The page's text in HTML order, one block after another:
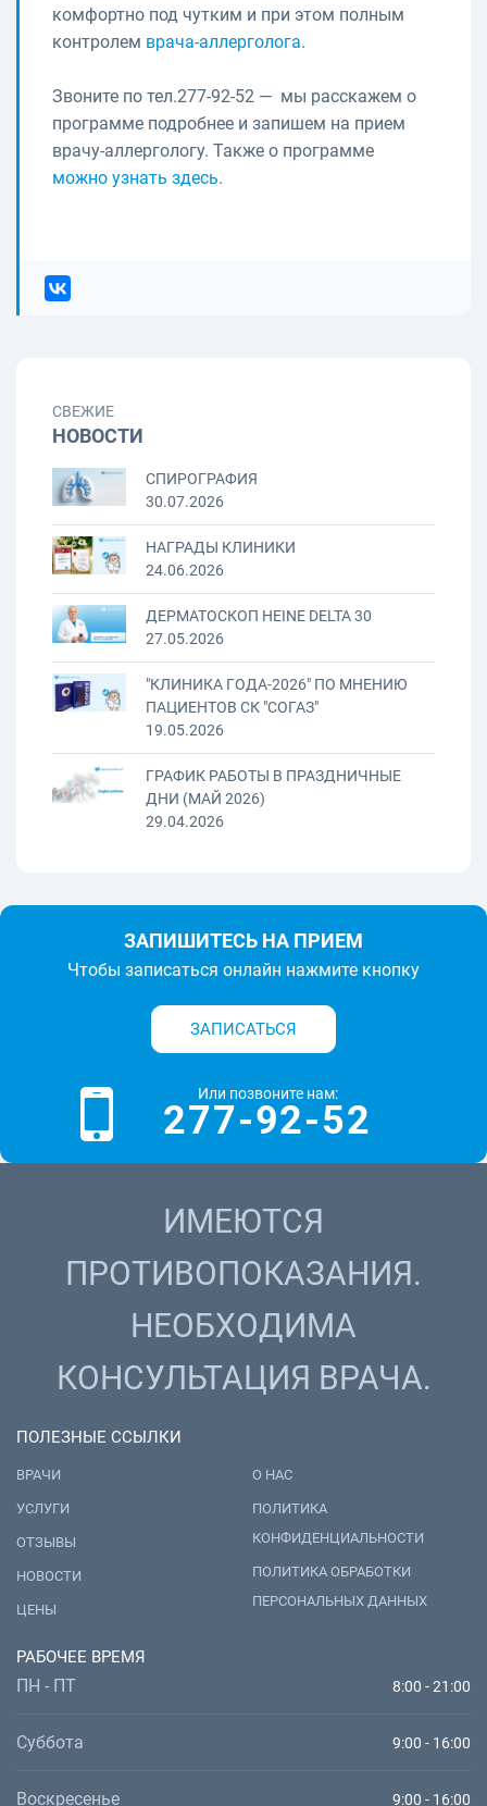
комфортно под чутким и при этом полным
контролем врача-аллерголога.
Звоните по тел.277-92-52 — мы расскажем о
программе подробнее и запишем на прием
врачу-аллергологу. Также о программе
можно узнать здесь.
СВЕЖИЕ
НОВОСТИ
СПИРОГРАФИЯ
30.07.2026
НАГРАДЫ КЛИНИКИ
24.06.2026
ДЕРМАТОСКОП HEINE DELTA 30
27.05.2026
"КЛИНИКА ГОДА-2026" ПО МНЕНИЮ
ПАЦИЕНТОВ СК "СОГАЗ"
19.05.2026
ГРАФИК РАБОТЫ В ПРАЗДНИЧНЫЕ
ДНИ (МАЙ 2026)
29.04.2026
ЗАПИШИТЕСЬ НА ПРИЕМ
Чтобы записаться онлайн нажмите кнопку
ЗАПИСАТЬСЯ
Или позвоните нам:
277-92-52
ИМЕЮТСЯ
ПРОТИВОПОКАЗАНИЯ.
НЕОБХОДИМА
КОНСУЛЬТАЦИЯ ВРАЧА.
ПОЛЕЗНЫЕ ССЫЛКИ
ВРАЧИ
УСЛУГИ
ОТЗЫВЫ
НОВОСТИ
ЦЕНЫ
О НАС
ПОЛИТИКА
КОНФИДЕНЦИАЛЬНОСТИ
ПОЛИТИКА ОБРАБОТКИ
ПЕРСОНАЛЬНЫХ ДАННЫХ
РАБОЧЕЕ ВРЕМЯ
ПН - ПТ 8:00 - 21:00
Суббота 9:00 - 16:00
Воскресенье 9:00 - 16:00